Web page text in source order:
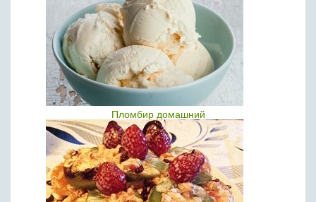
Пломбир домашний